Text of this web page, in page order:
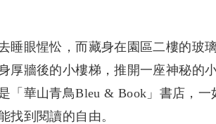
睡眼惺忪，而藏身在園區二樓的玻
厚牆後的小樓梯，推開一座神秘的
「華山青鳥Bleu & Book」書店，
找到閱讀的自由。